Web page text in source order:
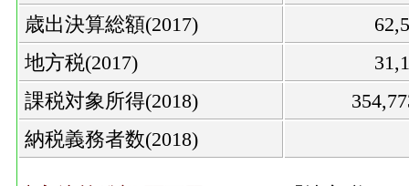
歳出決算総額(2017)
地方税(2017)
課税対象所得(2018)
納税義務者数(2018)